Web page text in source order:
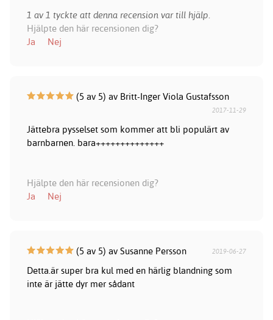
1 av 1 tyckte att denna recension var till hjälp.
Hjälpte den här recensionen dig?
Ja
Nej
(5 av 5) av Britt-Inger Viola Gustafsson
2017-11-29
Jättebra pysselset som kommer att bli populärt av
barnbarnen. bara++++++++++++++
Hjälpte den här recensionen dig?
Ja
Nej
(5 av 5) av Susanne Persson 2019-06-27
Detta.är super bra kul med en härlig blandning som
inte är jätte dyr mer sådant